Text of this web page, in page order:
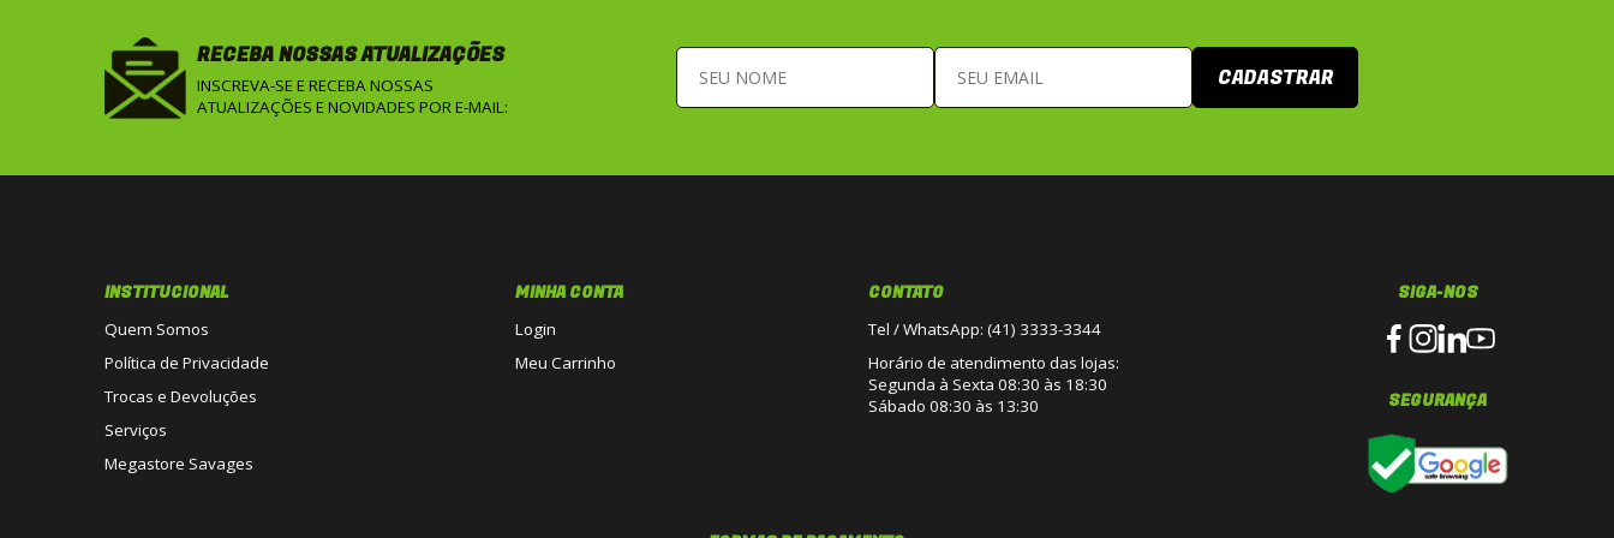
RECEBA NOSSAS ATUALIZAÇÕES
INSCREVA-SE E RECEBA NOSSAS
ATUALIZAÇÕES E NOVIDADES POR E-MAIL:
CADASTRAR
INSTITUCIONAL
Quem Somos
Política de Privacidade
Trocas e Devoluções
Serviços
Megastore Savages
MINHA CONTA
Login
Meu Carrinho
CONTATO
Tel / WhatsApp: (41) 3333-3344
Horário de atendimento das lojas:
Segunda à Sexta 08:30 às 18:30
Sábado 08:30 às 13:30
SIGA-NOS
SEGURANÇA